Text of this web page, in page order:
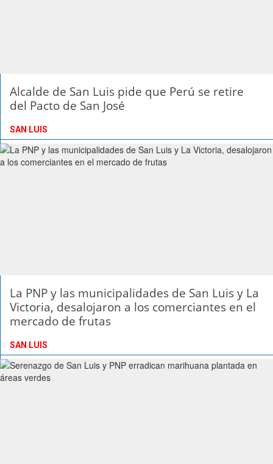
Alcalde de San Luis pide que Perú se retire
del Pacto de San José
SAN LUIS
La PNP y las municipalidades de San Luis y La
Victoria, desalojaron a los comerciantes en el
mercado de frutas
SAN LUIS